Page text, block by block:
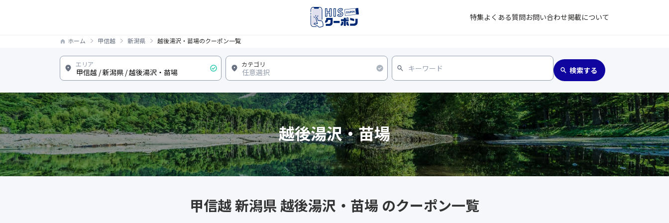
特集よくある質問お問い合わせ掲載について
ホーム 甲信越 新潟県 越後湯沢・苗場のクーポン一覧
越後湯沢・苗場
甲信越 新潟県 越後湯沢・苗場 のクーポン一覧